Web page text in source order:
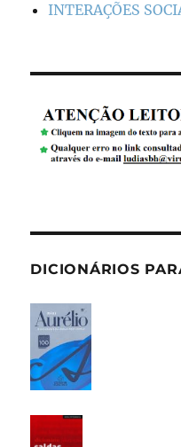
INTERAÇÕES
DICIONÁRIOS